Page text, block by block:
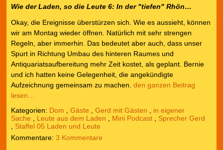
Wie der Laden, so die Leute6: In der "tiefen" Rhön…
Okay, die Ereignisse überstürzen sich. Wie es aussieht, können
wir am Montag wieder öffnen. Natürlich mit sehr strengen
Regeln, aber immerhin. Das bedeutet aber auch, dass unser
Spurt in Richtung Umbau des hinteren Raumes und
Antiquariatsaufbereitung mehr Zeit kostet, als geplant. Bernie
und ich hatten keine Gelegenheit, die angekündigte
Aufzeichnung gemeinsam zu machen. den ganzen Beitrag
lesen…
Kategorien: Dom , Gäste , Gerd mit Gästen , in eigener
Sache , Leute aus dem Laden , Mini Podcast, Sprecher Gerd
, Staffel 05 Laden und Leute
3 Kommentare